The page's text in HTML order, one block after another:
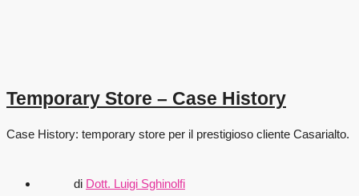
Temporary Store – Case History
Case History: temporary store per il prestigioso cliente Casarialto.
di Dott. Luigi Sghinolfi